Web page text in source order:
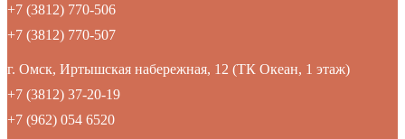
+7 (3812) 770-506
+7 (3812) 770-507
г. Омск, Иртышская набережная, 12 (ТК Океан, 1 этаж)
+7 (3812) 37-20-19
+7 (962) 054 6520